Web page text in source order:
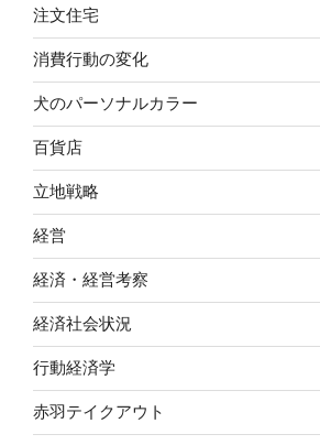
注文住宅
消費行動の変化
犬のパーソナルカラー
百貨店
立地戦略
経営
経済・経営考察
経済社会状況
行動経済学
赤羽テイクアウト